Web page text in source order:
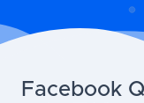
Facebook